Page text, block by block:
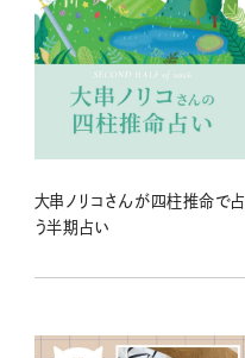
大串ノリコさんが四柱推命で占
う半期占い